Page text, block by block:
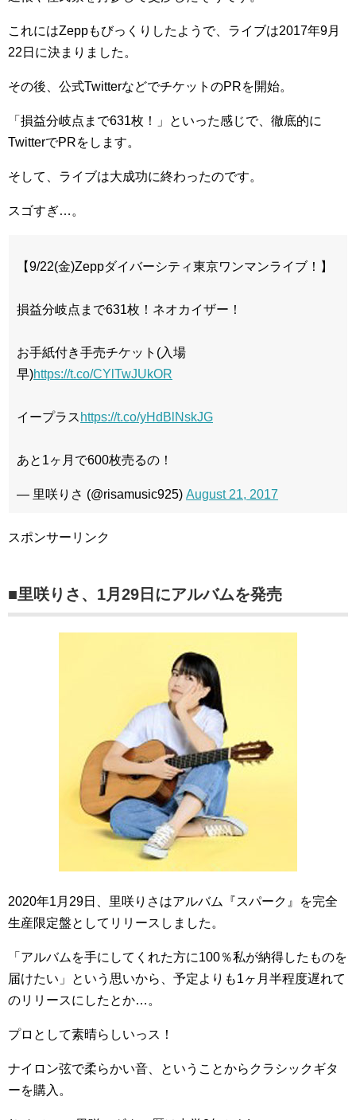
これにはZeppもびっくりしたようで、ライブは2017年9月
22日に決まりました。
その後、公式TwitterなどでチケットのPRを開始。
「損益分岐点まで631枚！」といった感じで、徹底的に
TwitterでPRをします。
そして、ライブは大成功に終わったのです。
スゴすぎ…。
【9/22(金)Zeppダイバーシティ東京ワンマンライブ！】
損益分岐点まで631枚！ネオカイザー！
お手紙付き手売チケット(入場
早)https://t.co/CYlTwJUkOR
イープラス https://t.co/yHdBlNskJG
あと1ヶ月で600枚売るの！
— 里咲りさ (@risamusic925) August 21, 2017
スポンサーリンク
■里咲りさ、1月29日にアルバムを発売
2020年1月29日、里咲りさはアルバム『スパーク』を完全
生産限定盤としてリリースしました。
「アルバムを手にしてくれた方に100％私が納得したものを
届けたい」という思いから、予定よりも1ヶ月半程度遅れて
のリリースにしたとか…。
プロとして素晴らしいっス！
ナイロン弦で柔らかい音、ということからクラシックギタ
ーを購入。